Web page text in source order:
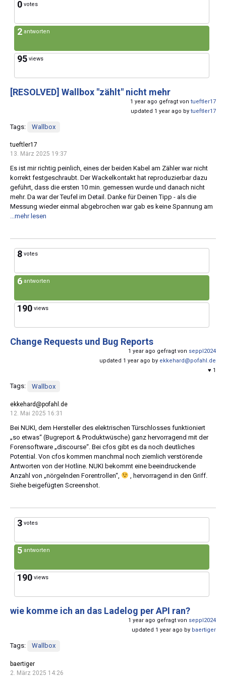
0 votes
2 antworten
95 views
[RESOLVED] Wallbox "zählt" nicht mehr
1 year ago gefragt von tueftler17
updated 1 year ago by tueftler17
Tags: Wallbox
tueftler17
13. März 2025 19:37
Es ist mir richtig peinlich, eines der beiden Kabel am Zähler war nicht
korrekt festgeschraubt. Der Wackelkontakt hat reproduzierbar dazu
geführt, dass die ersten 10 min. gemessen wurde und danach nicht
mehr. Da war der Teufel im Detail. Danke für Deinen Tipp - als die
Messung wieder einmal abgebrochen war gab es keine Spannung am
...mehr lesen
8 votes
6 antworten
190 views
Change Requests und Bug Reports
1 year ago gefragt von seppl2024
updated 1 year ago by ekkehard@pofahl.de
♥ 1
Tags: Wallbox
ekkehard@pofahl.de
12. Mai 2025 16:31
Bei NUKI, dem Hersteller des elektrischen Türschlosses funktioniert
„so etwas“ (Bugreport & Produktwüsche) ganz hervorragend mit der
Forensoftware „discourse“. Bei cfos gibt es da noch deutliches
Potential. Von cfos kommen manchmal noch ziemlich verstörende
Antworten von der Hotline. NUKI bekommt eine beeindruckende
Anzahl von „nörgelnden Forentrollen“,
, hervorragend in den Griff.
Siehe beigefügten Screenshot.
3 votes
5 antworten
190 views
wie komme ich an das Ladelog per API ran?
1 year ago gefragt von seppl2024
updated 1 year ago by baertiger
Tags: Wallbox
baertiger
2. März 2025 14:26